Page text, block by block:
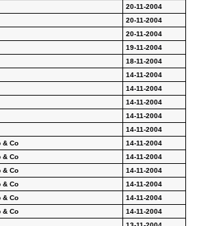
20-11-2004
20-11-2004
20-11-2004
19-11-2004
18-11-2004
14-11-2004
14-11-2004
14-11-2004
14-11-2004
14-11-2004
& Co
14-11-2004
& Co
14-11-2004
& Co
14-11-2004
& Co
14-11-2004
& Co
14-11-2004
& Co
14-11-2004